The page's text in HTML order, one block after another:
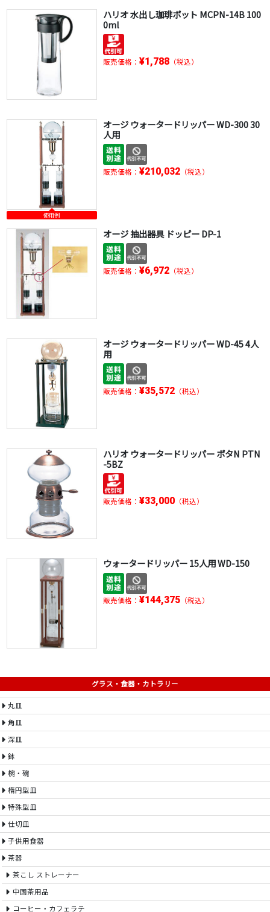
ハリオ 水出し珈琲ポット MCPN-14B 100
0ml
販売価格： ¥1,788（税込）
使用例
オージ ウォータードリッパー WD-300 30
人用
販売価格： ¥210,032（税込）
オージ 抽出器具 ドッピー DP-1
販売価格： ¥6,972（税込）
オージ ウォータードリッパー WD-45 4人
用
販売価格： ¥35,572（税込）
ハリオ ウォータードリッパー ポタN PTN
-5BZ
販売価格： ¥33,000（税込）
ウォータードリッパー 15人用 WD-150
販売価格： ¥144,375（税込）
グラス・食器・カトラリー
丸皿
角皿
深皿
鉢
椀・碗
楕円型皿
特殊型皿
仕切皿
子供用食器
茶器
茶こし ストレーナー
中国茶用品
コーヒー・カフェラテ